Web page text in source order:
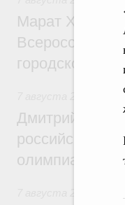
Марат
городской
Дмитрий
российскую
олимпиаде по